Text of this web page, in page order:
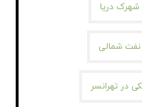
شهرک دریا
نفت شمالی
در تهرانسر